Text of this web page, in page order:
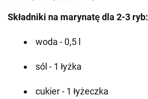
Składniki na marynatę dla 2-3 ryb:
woda - 0,5 l
sól - 1 łyżka
cukier - 1 łyżeczka